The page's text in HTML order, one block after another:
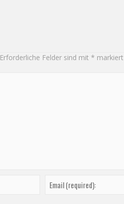
Erforderliche Felder sind mit * markiert